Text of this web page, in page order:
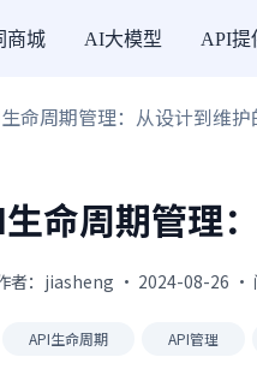
商城 AI大模型 API提
命周期管理：从设计到维
命周期管理
者：jiasheng · 2024-08-26 ·
API生命周期 API管理